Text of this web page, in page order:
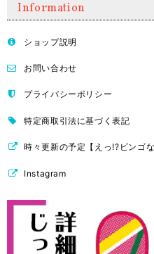
Information
ショップ説明
お問い合わせ
プライバシーポリシー
特定商取引法に基づく表記
時々更新の予定【えっ!?ビンゴな
Instagram